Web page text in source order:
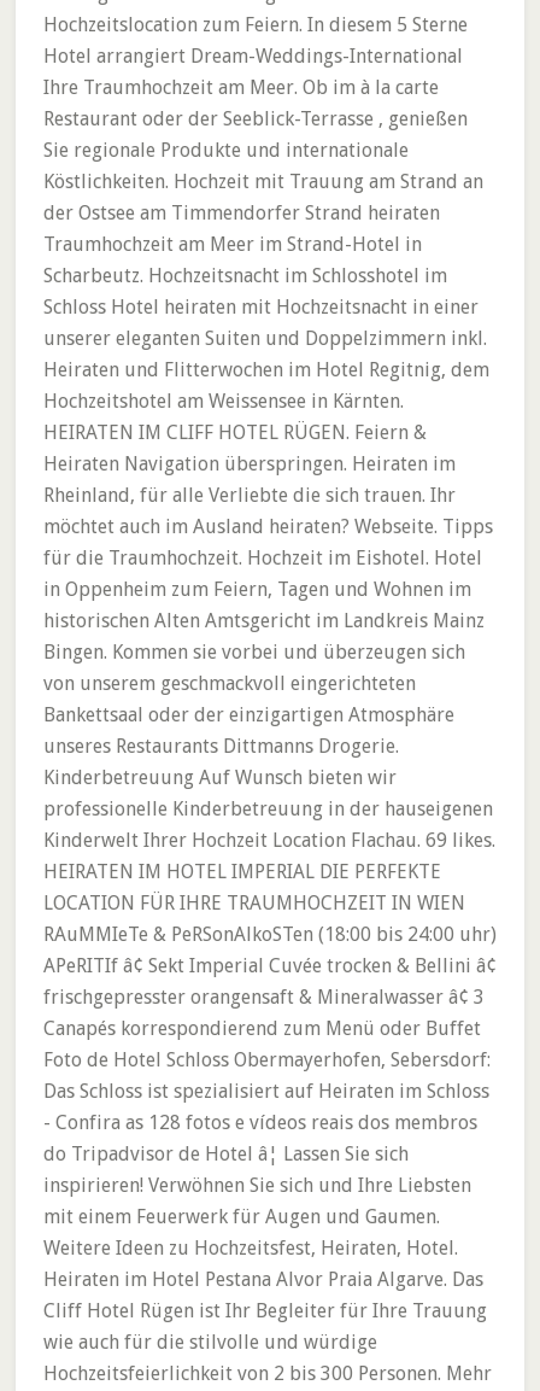
Hochzeitslocation zum Feiern. In diesem 5 Sterne
Hotel arrangiert Dream-Weddings-International
Ihre Traumhochzeit am Meer. Ob im à la carte
Restaurant oder der Seeblick-Terrasse , genießen
Sie regionale Produkte und internationale
Köstlichkeiten. Hochzeit mit Trauung am Strand an
der Ostsee am Timmendorfer Strand heiraten
Traumhochzeit am Meer im Strand-Hotel in
Scharbeutz. Hochzeitsnacht im Schlosshotel im
Schloss Hotel heiraten mit Hochzeitsnacht in einer
unserer eleganten Suiten und Doppelzimmern inkl.
Heiraten und Flitterwochen im Hotel Regitnig, dem
Hochzeitshotel am Weissensee in Kärnten.
HEIRATEN IM CLIFF HOTEL RÜGEN. Feiern &
Heiraten Navigation überspringen. Heiraten im
Rheinland, für alle Verliebte die sich trauen. Ihr
möchtet auch im Ausland heiraten? Webseite. Tipps
für die Traumhochzeit. Hochzeit im Eishotel. Hotel
in Oppenheim zum Feiern, Tagen und Wohnen im
historischen Alten Amtsgericht im Landkreis Mainz
Bingen. Kommen sie vorbei und überzeugen sich
von unserem geschmackvoll eingerichteten
Bankettsaal oder der einzigartigen Atmosphäre
unseres Restaurants Dittmanns Drogerie.
Kinderbetreuung Auf Wunsch bieten wir
professionelle Kinderbetreuung in der hauseigenen
Kinderwelt Ihrer Hochzeit Location Flachau. 69 likes.
HEIRATEN IM HOTEL IMPERIAL DIE PERFEKTE
LOCATION FÜR IHRE TRAUMHOCHZEIT IN WIEN
RAuMMIeTe & PeRSonAlkoSTen (18:00 bis 24:00 uhr)
APeRITIf â¢ Sekt Imperial Cuvée trocken & Bellini â¢
frischgepresster orangensaft & Mineralwasser â¢ 3
Canapés korrespondierend zum Menü oder Buffet
Foto de Hotel Schloss Obermayerhofen, Sebersdorf:
Das Schloss ist spezialisiert auf Heiraten im Schloss
- Confira as 128 fotos e vídeos reais dos membros
do Tripadvisor de Hotel â¦ Lassen Sie sich
inspirieren! Verwöhnen Sie sich und Ihre Liebsten
mit einem Feuerwerk für Augen und Gaumen.
Weitere Ideen zu Hochzeitsfest, Heiraten, Hotel.
Heiraten im Hotel Pestana Alvor Praia Algarve. Das
Cliff Hotel Rügen ist Ihr Begleiter für Ihre Trauung
wie auch für die stilvolle und würdige
Hochzeitsfeierlichkeit von 2 bis 300 Personen. Mehr